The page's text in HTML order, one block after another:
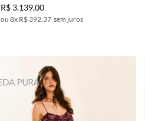
R$ 3.139,00
8x R$ 392,37 sem juros